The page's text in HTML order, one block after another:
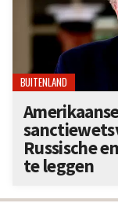
BUITENLAND
Russische
te leggen